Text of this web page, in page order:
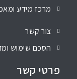
מרכז מידע
צור קשר
הסכם שימוש
פרטי קשר